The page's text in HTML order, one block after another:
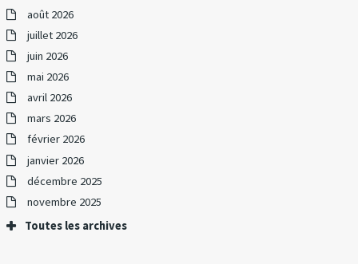
août 2026
juillet 2026
juin 2026
mai 2026
avril 2026
mars 2026
février 2026
janvier 2026
décembre 2025
novembre 2025
Toutes les archives